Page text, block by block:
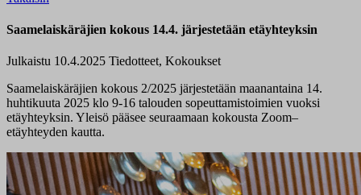
Saamelaiskäräjien kokous 14.4. järjestetään etäyhteyksin
Julkaistu 10.4.2025 Tiedotteet, Kokoukset
Saamelaiskäräjien kokous 2/2025 järjestetään maanantaina 14.
huhtikuuta 2025 klo 9-16 talouden sopeuttamistoimien vuoksi
etäyhteyksin. Yleisö pääsee seuraamaan kokousta Zoom–
etäyhteyden kautta.